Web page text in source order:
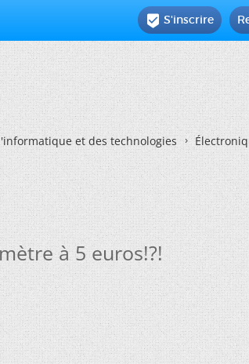
 S'inscrire
et des technologies
à 5 euros!?!